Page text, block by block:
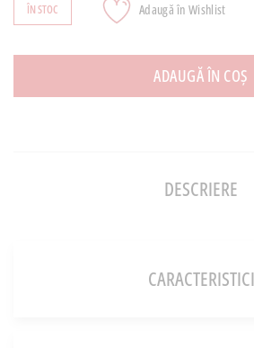
ÎN STOC Adaugă în Wishlist
ADAUGĂ ÎN COȘ
DESCRIERE
CARACTERISTICI